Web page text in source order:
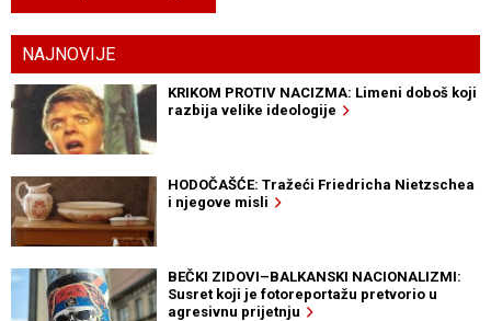
NAJNOVIJE
KRIKOM PROTIV NACIZMA: Limeni doboš koji
razbija velike ideologije
HODOČAŠĆE: Tražeći Friedricha Nietzschea
i njegove misli
BEČKI ZIDOVI–BALKANSKI NACIONALIZMI:
Susret koji je fotoreportažu pretvorio u
agresivnu prijetnju